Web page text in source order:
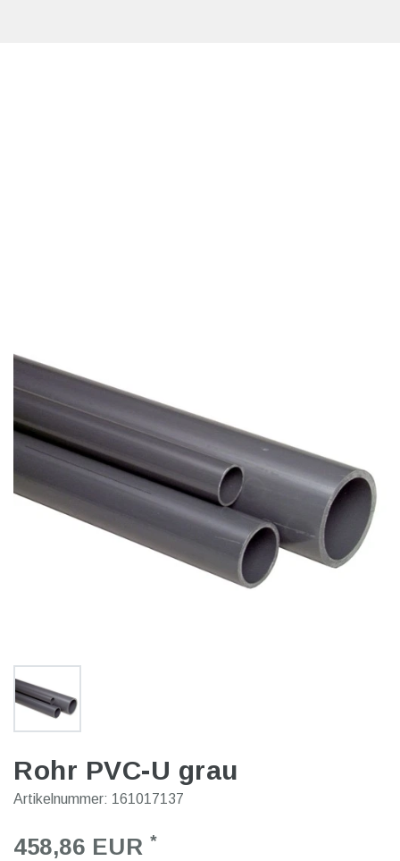
Rohr PVC-U grau
Artikelnummer: 161017137
458,86 EUR *